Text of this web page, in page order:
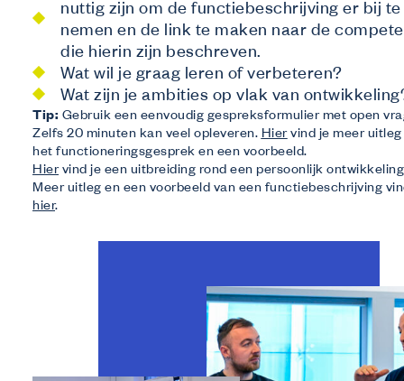
nuttig zijn om de functiebeschrijving er bij te
nemen en de link te maken naar de
die hierin zijn beschreven.
Wat wil je graag leren of verbeteren?
Wat zijn je ambities op vlak van
Tip: Gebruik een eenvoudig gespreksformulier met open
Zelfs 20 minuten kan veel opleveren.Hiervind je meer uitleg
het functioneringsgesprek en een voorbeeld.
Hiervind je een uitbreiding rond een persoonlijk
Meer uitleg en een voorbeeld van een functiebeschrijving
hier.